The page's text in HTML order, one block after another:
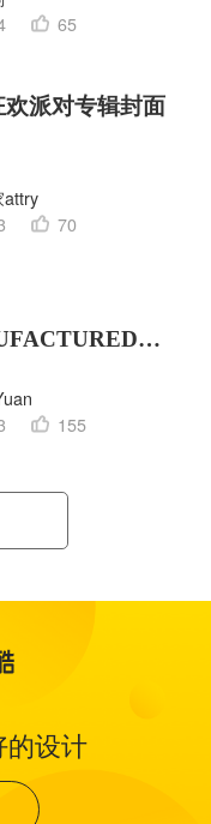
65
欢派对专辑封面
attry
70
本
155
的设计